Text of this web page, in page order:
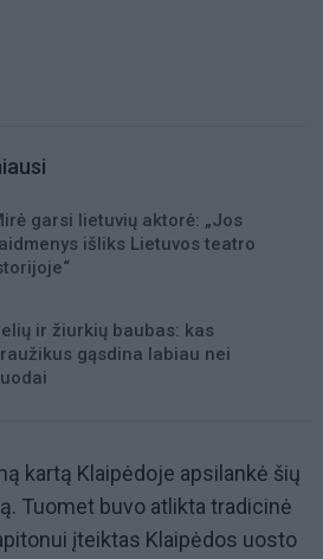
garsi lietuvių aktorė: „Jos
išliks Lietuvos teatro
ir žiurkių baubas: kas
gąsdina labiau nei
kartą Klaipėdoje apsilankė šių
Tuomet buvo atlikta tradicinė
įteiktas Klaipėdos uosto